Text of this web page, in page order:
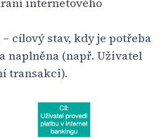
– cílový stav, kdy je potřeba
naplněna (např. Uživatel
transakci).